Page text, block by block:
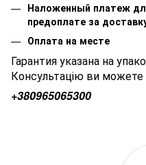
Наложенный платеж
предоплате за
Оплата на месте
Гарантия указана на
Консультацію ви
+380965065300